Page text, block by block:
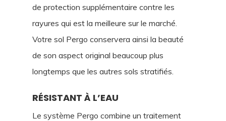
de protection supplémentaire contre les
rayures qui est la meilleure sur le marché.
Votre sol Pergo conservera ainsi la beauté
de son aspect original beaucoup plus
longtemps que les autres sols stratifiés.
RÉSISTANT À L’EAU
Le système Pergo combine un traitement